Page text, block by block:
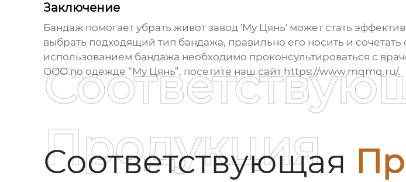
Заключение
Бандаж помогает убрать живот завод'Му Цянь' может стать
выбрать подходящий тип бандажа, правильно его носить и
использованием бандажа необходимо проконсультироваться с
ООО по одежде “Му Цянь”, посетите наш сайт https://www.mqmq.ru/.
Соответствующая
Продукция